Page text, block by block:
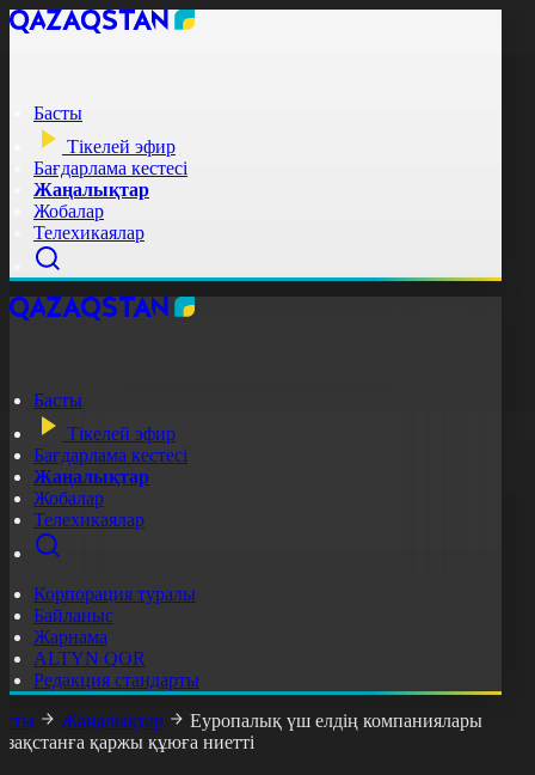
Басты
Тікелей эфир
Бағдарлама кестесі
Жаңалықтар
Жобалар
Телехикаялар
Басты
Тікелей эфир
Бағдарлама кестесі
Жаңалықтар
Жобалар
Телехикаялар
Корпорация туралы
Байланыс
Жарнама
ALTYN QOR
Редакция стандарты
Жаңалықтар
Еуропалық үш елдің компаниялары
қаржы құюға ниетті